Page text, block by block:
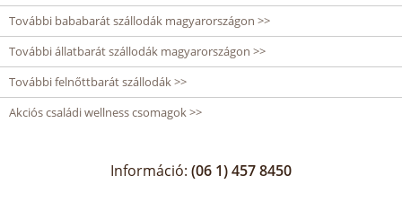
További bababarát szállodák magyarországon >>
További állatbarát szállodák magyarországon >>
További felnőttbarát szállodák >>
Akciós családi wellness csomagok >>
Információ: (06 1) 457 8450